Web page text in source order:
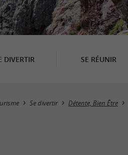
DIVERTIR SE RÉUNIR
Se divertir Détente, Bien Être